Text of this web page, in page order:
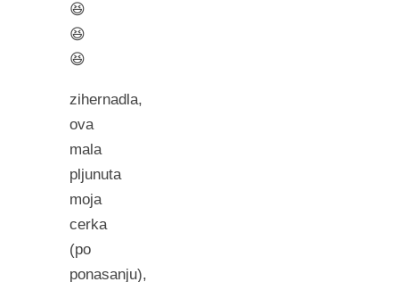
😆
😆
😆
zihernadla,
ova
mala
pljunuta
moja
cerka
(po
ponasanju),